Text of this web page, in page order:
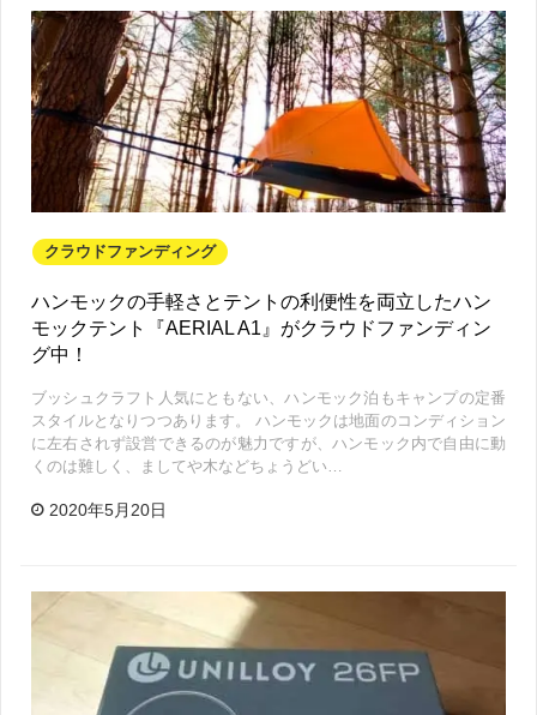
クラウドファンディング
ハンモックの手軽さとテントの利便性を両立したハン
モックテント『AERIAL A1』がクラウドファンディン
グ中！
ブッシュクラフト人気にともない、ハンモック泊もキャンプの定番
スタイルとなりつつあります。 ハンモックは地面のコンディション
に左右されず設営できるのが魅力ですが、ハンモック内で自由に動
くのは難しく、ましてや木などちょうどい…
2020年5月20日